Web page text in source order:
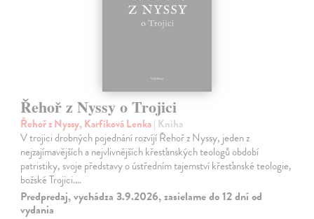
Řehoř z Nyssy o Trojici
Řehoř z Nyssy, Karfíková Lenka| Kniha
V trojici drobných pojednání rozvíjí Řehoř z Nyssy, jeden z
nejzajímavějších a nejvlivnějších křesťanských teologů období
patristiky, svoje představy o ústředním tajemství křesťanské teologie,
božské Trojici.…
Predpredaj, vychádza 3.9.2026, zasielame do 12 dní od
vydania